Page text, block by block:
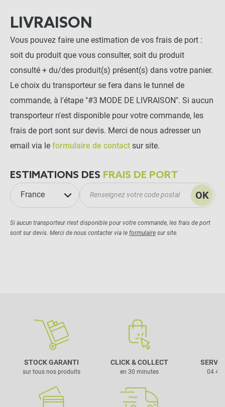
LIVRAISON
Vous pouvez faire une estimation de vos frais de port :
soit du produit que vous consulter, soit du produit
consulté + du/des produit(s) présent(s) dans votre panier.
Le choix du transporteur se fera dans le tunnel de
commande, à l'étape "#3 MODE DE LIVRAISON". Si aucun
transporteur n'est disponible pour votre commande, les
frais de port sont sur devis. Merci de nous adresser un
email via le formulaire de contact sur site.
ESTIMATIONS DES FRAIS DE PORT
France OK
Si aucun transporteur n'est disponible pour votre commande, les frais de port
sont sur devis. Merci de nous contacter via le formulaire sur site.
STOCK GARANTI
sur tous nos produits
CLICK & COLLECT
en 30 minutes 04 42